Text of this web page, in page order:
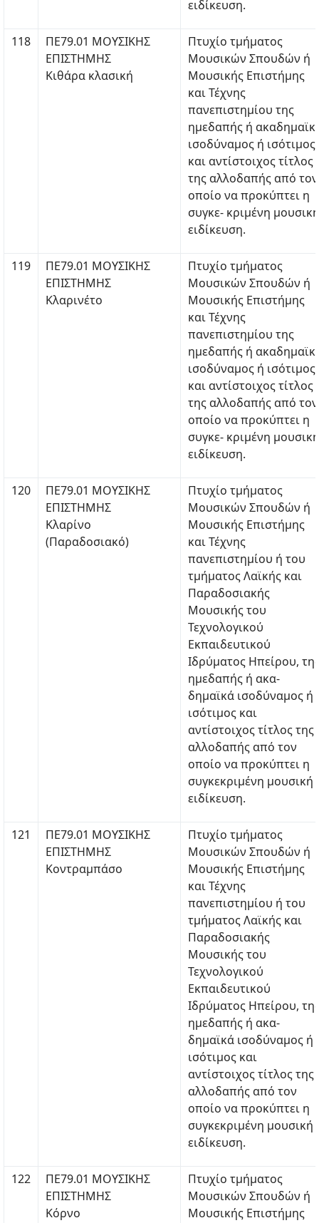
ειδίκευση.
118
ΠΕ79.01 ΜΟΥΣΙΚΗΣ
ΕΠΙΣΤΗΜΗΣ
Κιθάρα κλασική
Πτυχίο τμήματος
Μουσικών Σπουδών ή
Μουσικής Επιστήμης
και Τέχνης
πανεπιστημίου της
ημεδαπής ή
ισοδύναμος ή ισότιμος
και αντίστοιχος τίτλος
της αλλοδαπής από τον
οποίο να προκύπτει η
συγκε- κριμένη μουσική
ειδίκευση.
119
ΠΕ79.01 ΜΟΥΣΙΚΗΣ
ΕΠΙΣΤΗΜΗΣ
Κλαρινέτο
Πτυχίο τμήματος
Μουσικών Σπουδών ή
Μουσικής Επιστήμης
και Τέχνης
πανεπιστημίου της
ημεδαπής ή
ισοδύναμος ή ισότιμος
και αντίστοιχος τίτλος
της αλλοδαπής από τον
οποίο να προκύπτει η
συγκε- κριμένη μουσική
ειδίκευση.
120
ΠΕ79.01 ΜΟΥΣΙΚΗΣ
ΕΠΙΣΤΗΜΗΣ
Κλαρίνο
(Παραδοσιακό)
Πτυχίο τμήματος
Μουσικών Σπουδών ή
Μουσικής Επιστήμης
και Τέχνης
πανεπιστημίου ή του
τμήματος Λαϊκής και
Παραδοσιακής
Μουσικής του
Τεχνολογικού
Εκπαιδευτικού
Ιδρύματος Ηπείρου,
ημεδαπής ή ακα-
δημαϊκά ισοδύναμος ή
ισότιμος και
αντίστοιχος τίτλος της
αλλοδαπής από τον
οποίο να προκύπτει η
συγκεκριμένη μουσική
ειδίκευση.
121
ΠΕ79.01 ΜΟΥΣΙΚΗΣ
ΕΠΙΣΤΗΜΗΣ
Κοντραμπάσο
Πτυχίο τμήματος
Μουσικών Σπουδών ή
Μουσικής Επιστήμης
και Τέχνης
πανεπιστημίου ή του
τμήματος Λαϊκής και
Παραδοσιακής
Μουσικής του
Τεχνολογικού
Εκπαιδευτικού
Ιδρύματος Ηπείρου,
ημεδαπής ή ακα-
δημαϊκά ισοδύναμος ή
ισότιμος και
αντίστοιχος τίτλος της
αλλοδαπής από τον
οποίο να προκύπτει η
συγκεκριμένη μουσική
ειδίκευση.
122
ΠΕ79.01 ΜΟΥΣΙΚΗΣ
ΕΠΙΣΤΗΜΗΣ
Κόρνο
Πτυχίο τμήματος
Μουσικών Σπουδών ή
Μουσικής Επιστήμης